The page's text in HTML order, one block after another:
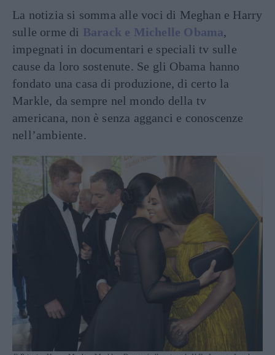
La notizia si somma alle voci di Meghan e Harry
sulle orme di Barack e Michelle Obama,
impegnati in documentari e speciali tv sulle
cause da loro sostenute. Se gli Obama hanno
fondato una casa di produzione, di certo la
Markle, da sempre nel mondo della tv
americana, non è senza agganci e conoscenze
nell’ambiente.